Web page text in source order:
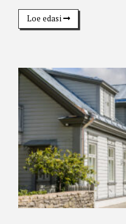
Loe edasi